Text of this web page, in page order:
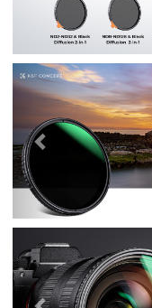
Previous
Previous